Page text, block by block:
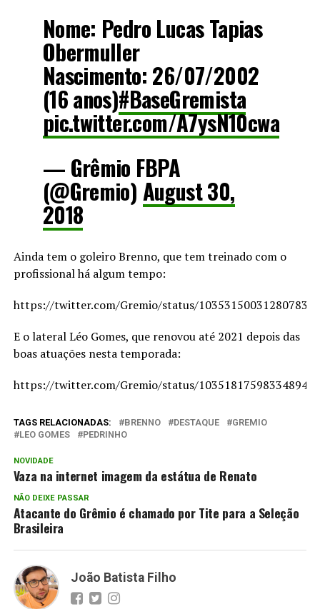
Nome: Pedro Lucas Tapias
Obermuller
Nascimento: 26/07/2002
(16 anos)#BaseGremista
pic.twitter.com/A7ysN10cwa
— Grêmio FBPA
(@Gremio) August 30,
2018
Ainda tem o goleiro Brenno, que tem treinado com o
profissional há algum tempo:
https://twitter.com/Gremio/status/1035315003128078336
E o lateral Léo Gomes, que renovou até 2021 depois das
boas atuações nesta temporada:
https://twitter.com/Gremio/status/1035181759833489408
TAGS RELACIONADAS: BRENNO DESTAQUE
GREMIO
LEO GOMES
PEDRINHO
NOVIDADE
Vaza na internet imagem da estátua de Renato
NÃO DEIXE PASSAR
Atacante do Grêmio é chamado por Tite para a Seleção
Brasileira
João Batista Filho